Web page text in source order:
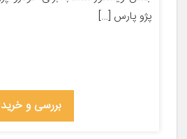
پژو پارس […]
بررسی و خرید